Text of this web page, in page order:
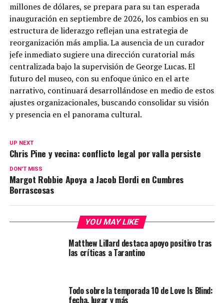
millones de dólares, se prepara para su tan esperada
inauguración en septiembre de 2026, los cambios en su
estructura de liderazgo reflejan una estrategia de
reorganización más amplia. La ausencia de un curador
jefe inmediato sugiere una dirección curatorial más
centralizada bajo la supervisión de George Lucas. El
futuro del museo, con su enfoque único en el arte
narrativo, continuará desarrollándose en medio de estos
ajustes organizacionales, buscando consolidar su visión
y presencia en el panorama cultural.
UP NEXT
Chris Pine y vecina: conflicto legal por valla persiste
DON'T MISS
Margot Robbie Apoya a Jacob Elordi en Cumbres
Borrascosas
YOU MAY LIKE
Matthew Lillard destaca apoyo positivo tras
las críticas a Tarantino
Todo sobre la temporada 10 de Love Is Blind:
fecha, lugar y más